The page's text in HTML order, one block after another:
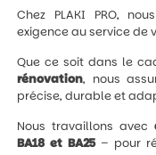
Chez PLAKI PRO,
exigence au service de
Que ce soit dans le
rénovation, nous
précise, durable et
Nous travaillons avec
BA18 et BA25– pour